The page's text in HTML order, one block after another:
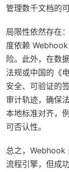
管理数千文档的
局限性依然存在
度依赖
险。此外，在数
法规或中国的《
安全、可验证的
审计轨迹，确保
本地标准对齐，
可否认性。
总之，Webhook
流程引擎，但成